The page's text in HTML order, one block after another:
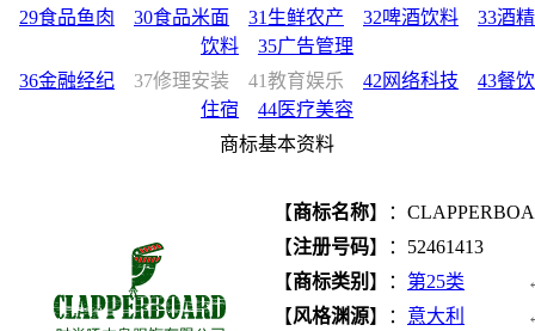
29食品鱼肉
30食品米面 31生鲜农产 32啤酒饮料
33酒精
饮料
35广告管理
36金融经纪
37修理安装 41教育娱乐 42网络科技
43餐饮
住宿
44医疗美容
商标基本资料
【商标名称】：
【注册号码】：52461413
【商标类别 】： 第25类
【风格渊源】： 意大利